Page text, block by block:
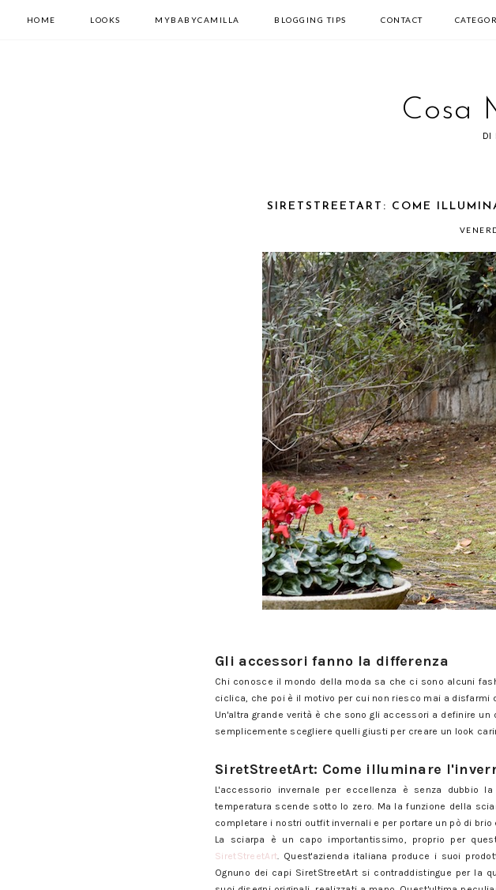
HOME LOOKS MYBABYCAMILLA BLOGGING TIPS CONTACT
Cosa
DI
SIRETSTREETART: COME
Gli accessori fanno la differenza
Chi conosce il mondo della moda sa che ci sono alcuni
ciclica, che poi è il motivo per cui non riesco mai a disfarmi
Un'altra grande verità è che sono gli accessori a definire
semplicemente scegliere quelli giusti per creare un look
SiretStreetArt: Come illuminare
L'accessorio invernale per eccellenza è senza dubbio
temperatura scende sotto lo zero. Ma la funzione della
completare i nostri outfit invernali e per portare un pò di brio
La sciarpa è un capo importantissimo, proprio per
SiretStreetArt. Quest'azienda italiana produce i suoi
Ognuno dei capi SiretStreetArt si contraddistingue per la